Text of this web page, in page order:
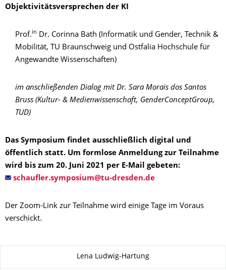
Objektivitätsversprechen der KI
Prof.in
Dr. Corinna Bath (Informatik und Gender, Technik &
Mobilität, TU Braunschweig und Ostfalia Hochschule für
Angewandte Wissenschaften)
im anschließenden Dialog mit Dr. Sara Morais dos Santos
Bruss (Kultur- & Medienwissenschaft, GenderConceptGroup,
TUD)
Das Symposium findet ausschließlich digital und
öffentlich statt. Um formlose Anmeldung zur Teilnahme
wird bis zum 20. Juni 2021 per E-Mail gebeten:
Der Zoom-Link zur Teilnahme wird einige Tage im Voraus
verschickt.
Zu dieser SeiteLena Ludwig-Hartung